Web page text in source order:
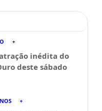
inédita do
deste sábado